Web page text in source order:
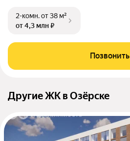
2-комн.от 38 м²
от 4,3 млн ₽
Позвонить
Другие ЖК в Озёрске